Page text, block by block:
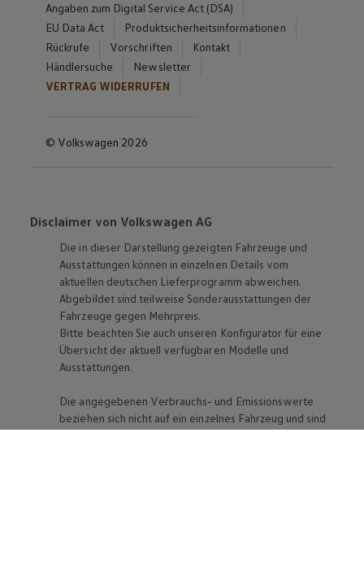
Angaben zum Digital Service Act (DSA)
EU Data Act
Produktsicherheitsinformationen
Rückrufe
Vorschriften
Kontakt
Händlersuche
Newsletter
VERTRAG WIDERRUFEN
© Volkswagen 2026
Disclaimer von Volkswagen AG
Die in dieser Darstellung gezeigten Fahrzeuge und
Ausstattungen können in einzelnen Details vom
aktuellen deutschen Lieferprogramm abweichen.
Abgebildet sind teilweise Sonderausstattungen der
Fahrzeuge gegen Mehrpreis.
Bitte beachten Sie auch unseren Konfigurator für eine
Übersicht der aktuell verfügbaren Modelle und
Ausstattungen.
Die angegebenen Verbrauchs- und Emissionswerte
beziehen sich nicht auf ein einzelnes Fahrzeug und sind